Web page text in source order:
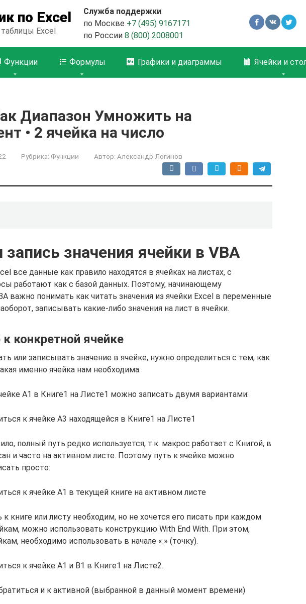
по Excel
Excel
Служба поддержки:
по Москве +7 (495) 9167171
по России 8 (800) 2008001
Функции Формулы Графики и диаграммы Ячейки и
Диапазон Умножить на
• 2 ячейка на число
Рубрика: Функции Автор: Александр Логинов
запись значения ячейки в VBA
все данные как правило находятся в ячейках на листах, с
работают как с базой данных. Поэтому, начинающему
важно понимать как читать значения из ячейки Excel в переменные
записывать какие-либо значения на лист в ячейки.
конкретной ячейке
или записывать значение в ячейке, нужно определиться с тем, как
именно ячейка нам необходима.
A1 в Книге1 на Листе1 можно записать двумя вариантами:
к ячейке A3 находящейся в Книге1 на Листе1
полный путь редко используется, т.к. макрос работает с Книгой, в
и часто на активном листе. Поэтому путь к ячейке можно
просто:
к ячейке A1 в текущей книге на активном листе
книге или листу необходим, но не хочется его писать при каждом
можно использовать конструкцию With End With. При этом,
необходимо использовать в начале «.» (точку).
к ячейке A1 и B1 в Книге1 на Листе2.
и к активной (выбранной в данный момент времени)